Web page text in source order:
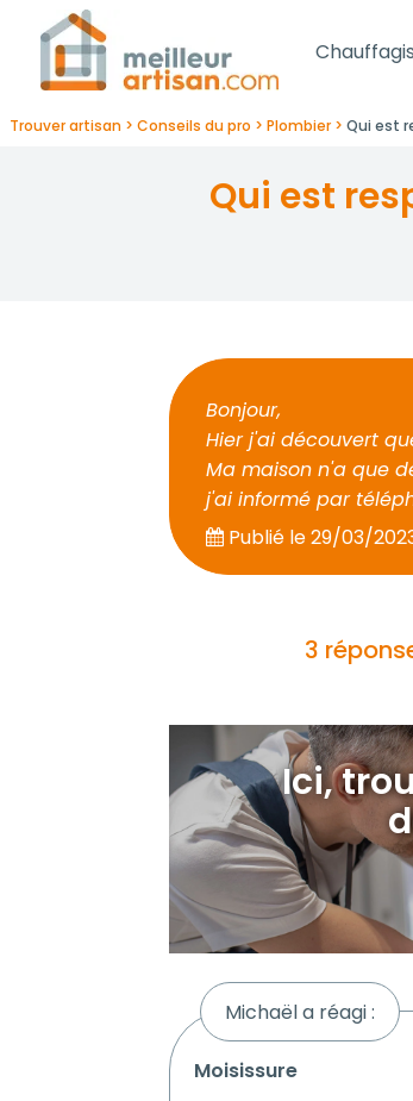
Trouver artisan Conseils du pro Plombier Qui est
qui est responsable après des cloisons moisies dans une maison
Bonjour,
Hier j'ai découvert
Ma maison n'a que
j'ai informé par
Publié le29/03/
3
Ici,
Michaël a réagi :
moisissure